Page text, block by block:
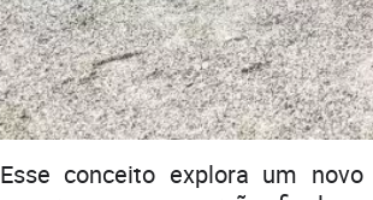
Esse conceito explora um